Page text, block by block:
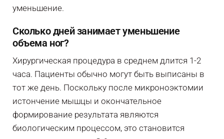
уменьшение.
Сколько дней занимает уменьшение
объема ног?
Хирургическая процедура в среднем длится 1-2
часа. Пациенты обычно могут быть выписаны в
тот же день. Поскольку после микроноэктомии
истончение мышцы и окончательное
формирование результата являются
биологическим процессом, это становится